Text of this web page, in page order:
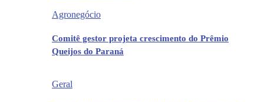
Agronegócio
Comitê gestor projeta crescimento do Prêmio
Queijos do Paraná
Geral